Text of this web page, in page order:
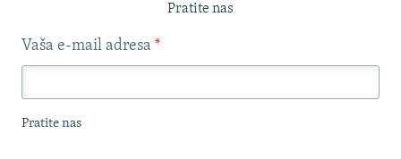
Pratite nas
Vaša e-mail adresa *
Pratite nas